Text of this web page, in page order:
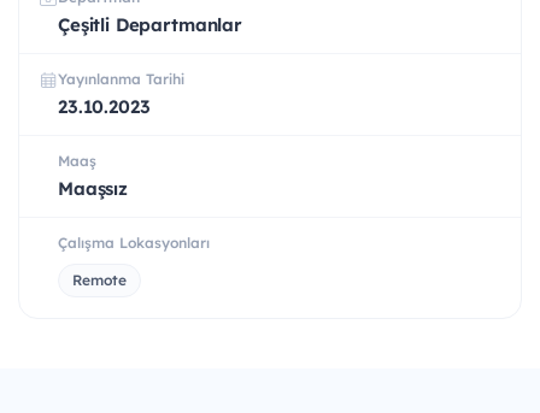
Çeşitli Departmanlar
Yayınlanma Tarihi
23.10.2023
Maaş
Maaşsız
Çalışma Lokasyonları
Remote